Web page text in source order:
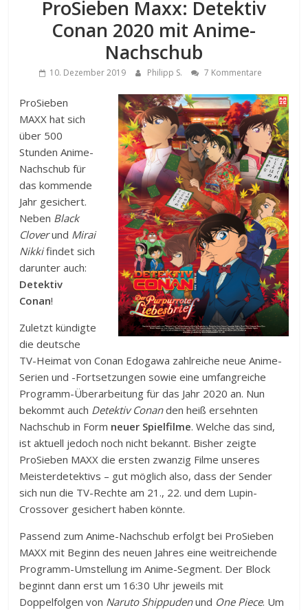
ProSieben Maxx: Detektiv
Conan 2020 mit Anime-
Nachschub
10. Dezember 2019 Philipp S. 7 Kommentare
ProSieben
MAXX hat sich
über 500
Stunden Anime-
Nachschub für
das kommende
Jahr gesichert.
Neben Black
Cloverund Mirai
Nikkifindet sich
darunter auch:
Detektiv
Conan!
Zuletzt kündigte
die deutsche
TV-Heimat von Conan Edogawa zahlreiche neue Anime-
Serien und -Fortsetzungen sowie eine umfangreiche
Programm-Überarbeitung für das Jahr 2020 an. Nun
bekommt auch Detektiv Conanden heiß ersehnten
Nachschub in Form neuer Spielfilme. Welche das sind,
ist aktuell jedoch noch nicht bekannt. Bisher zeigte
ProSieben MAXX die ersten zwanzig Filme unseres
Meisterdetektivs – gut möglich also, dass der Sender
sich nun die TV-Rechte am 21., 22. und dem Lupin-
Crossover gesichert haben könnte.
Passend zum Anime-Nachschub erfolgt bei ProSieben
MAXX mit Beginn des neuen Jahres eine weitreichende
Programm-Umstellung im Anime-Segment. Der Block
beginnt dann erst um 16:30 Uhr jeweils mit
Doppelfolgen von Naruto Shippudenund One Piece. Um